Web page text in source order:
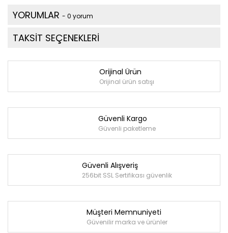
YORUMLAR - 0 yorum
TAKSİT SEÇENEKLERİ
Orijinal Ürün
Orijinal ürün satışı
Güvenli Kargo
Güvenli paketleme
Güvenli Alışveriş
256bit SSL Sertifikası güvenlik
Müşteri Memnuniyeti
Güvenilir marka ve ürünler